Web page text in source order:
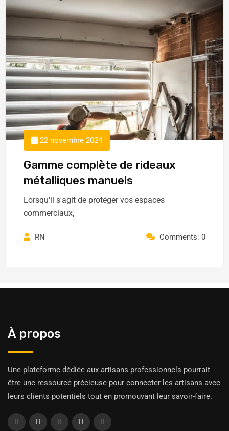
22 novembre 2024
Gamme complète de rideaux
métalliques manuels
Lorsqu'il s'agit de protéger vos espaces
commerciaux,
RN Comments: 0
À propos
Une plateforme dédiée aux artisans professionnels pourrait
être une ressource précieuse pour connecter les artisans avec
leurs clients potentiels tout en promouvant leur savoir-faire.